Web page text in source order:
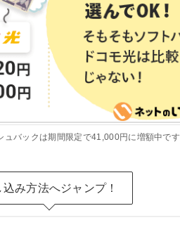
バックは期間限定で41,000円に増額中です
込み方法へジャンプ！